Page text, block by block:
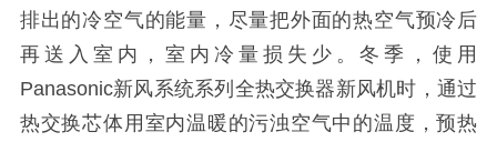
排出的冷空气的能量，尽量把外面的热空气预冷后
再送入室内，室内冷量损失少。冬季，使用
Panasonic新风系统系列全热交换器新风机时，通过
热交换芯体用室内温暖的污浊空气中的温度，预热